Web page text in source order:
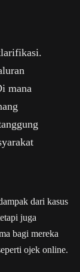
mana
dari kasus
juga
bagi mereka
ojek online.